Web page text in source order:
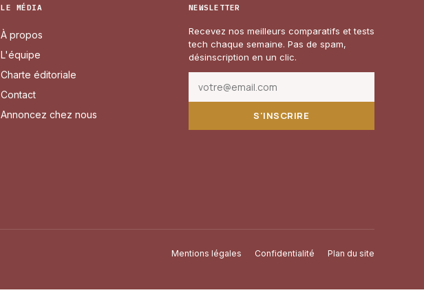
LE MÉDIA
À propos
L'équipe
Charte éditoriale
Contact
Annoncez chez nous
NEWSLETTER
Recevez nos meilleurs comparatifs et tests
tech chaque semaine. Pas de spam,
désinscription en un clic.
S'INSCRIRE
Mentions légales Confidentialité Plan du site